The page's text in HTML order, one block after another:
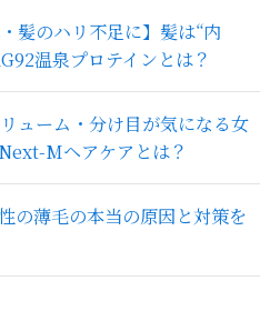
髪のハリ不足に】髪は“内
温泉プロテインとは？
ューム・分け目が気になる女
Mヘアケアとは？
の薄毛の本当の原因と対策を